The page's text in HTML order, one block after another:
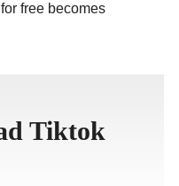
Malaysia
free becomes
Tiktok